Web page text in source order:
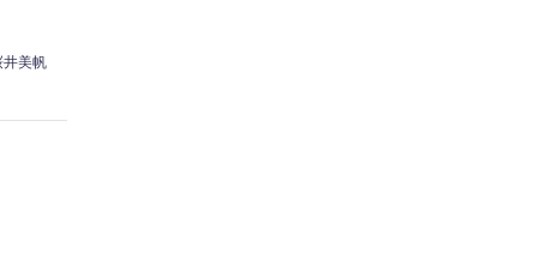
井美帆